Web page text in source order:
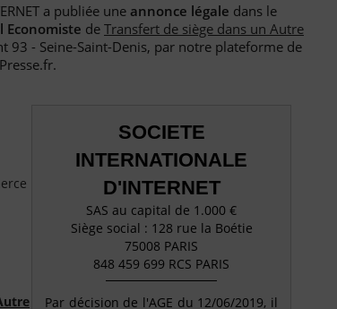
a publiée une annonce légale dans le
Economiste deTransfert de siège dans un Autre
93 - Seine-Saint-Denis, par notre plateforme de
SOCIETE
INTERNATIONALE
D'INTERNET
SAS au capital de 1.000 €
Siège social : 128 rue la Boétie
75008 PARIS
848 459 699 RCS PARIS
Par décision de l'AGE du 12/06/2019, il